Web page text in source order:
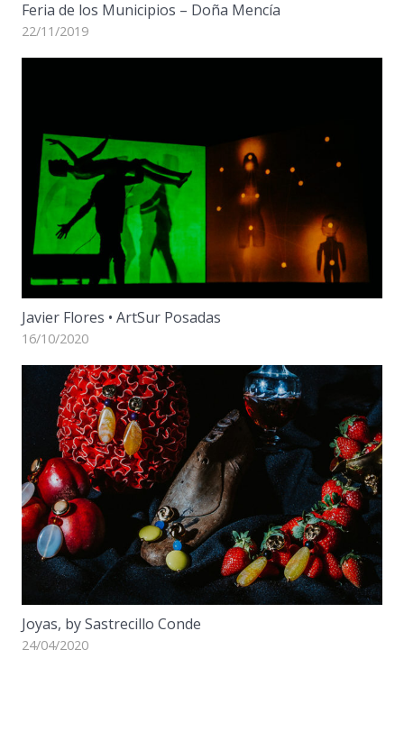
Feria de los Municipios – Doña Mencía
22/11/2019
Javier Flores • ArtSur Posadas
16/10/2020
Joyas, by Sastrecillo Conde
24/04/2020